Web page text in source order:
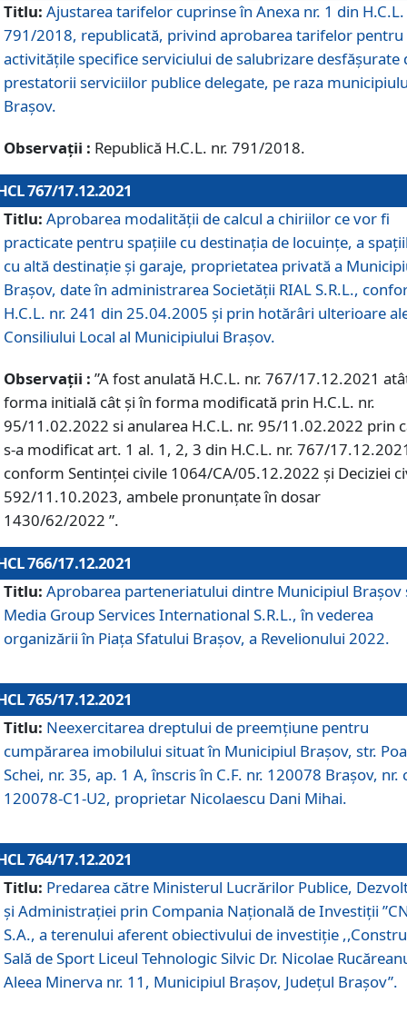
Titlu: Ajustarea tarifelor cuprinse în Anexa nr. 1 din H.C.L.
791/2018, republicată, privind aprobarea tarifelor pentru
activităţile specifice serviciului de salubrizare desfăşurate
prestatorii serviciilor publice delegate, pe raza
Braşov.
Observații : Republică H.C.L. nr. 791/2018.
767/17.12.2021
Titlu: Aprobarea modalității de calcul a chiriilor ce vor fi
practicate pentru spaţiile cu destinaţia de locuinţe, a
cu altă destinaţie şi garaje, proprietatea privată a
Braşov, date în administrarea Societăţii RIAL S.R.L.,
H.C.L. nr. 241 din 25.04.2005 și prin hotărâri ulterioare
Consiliului Local al Municipiului Braşov.
Observații : ”A fost anulată H.C.L. nr. 767/17.12.2021
forma initială cât și în forma modificată prin H.C.L. nr.
95/11.02.2022 si anularea H.C.L. nr. 95/11.02.2022 prin
s-a modificat art. 1 al. 1, 2, 3 din H.C.L. nr. 767/
conform Sentinței civile 1064/CA/05.12.2022 și Deciziei
592/11.10.2023, ambele pronunțate în dosar
1430/62/2022 ”.
766/17.12.2021
Titlu: Aprobarea parteneriatului dintre Municipiul Brașov
Media Group Services International S.R.L., în vederea
organizării în Piața Sfatului Brașov, a Revelionului 2022.
765/17.12.2021
Titlu: Neexercitarea dreptului de preemţiune pentru
cumpărarea imobilului situat în Municipiul Braşov, str.
Schei, nr. 35, ap. 1 A, înscris în C.F. nr. 120078 Brașov, nr.
120078-C1-U2, proprietar Nicolaescu Dani Mihai.
764/17.12.2021
Titlu: Predarea către Ministerul Lucrărilor Publice,
și Administrației prin Compania Naţională de Investiţii
S.A., a terenului aferent obiectivului de investiţie
Sală de Sport Liceul Tehnologic Silvic Dr. Nicolae
Aleea Minerva nr. 11, Municipiul Brașov, Județul Brașov”.